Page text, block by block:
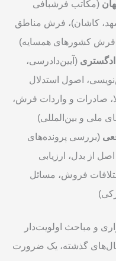
(مکاتب فرشبافی
کاشان)، فرش مناطق
کشورهای همسایه)
(آیین‌دادرسی،
اصول استدلال
صادرات و واردات فرش،
ملی و بین‌المللی)
(بررسی پرونده‌های
از بدل، ارزیابی
فروش، مسائل
و مباحث اولویت‌دار
گذشته، یک ضرورت